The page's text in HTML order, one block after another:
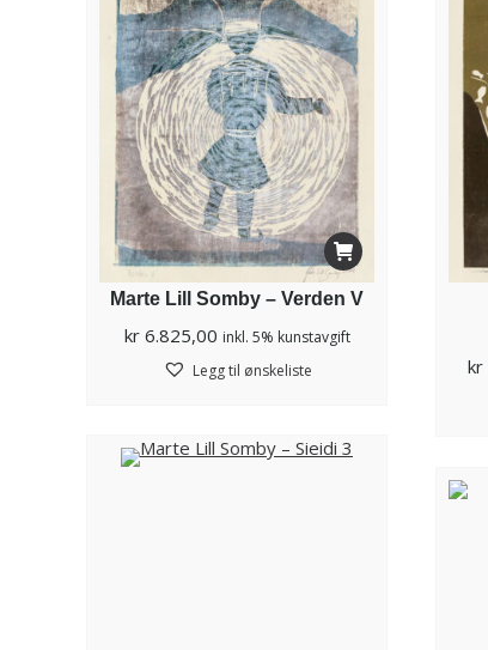
Marte Lill Somby – Verden V
kr6.825,00 inkl. 5% kunstavgift
Legg til ønskeliste
kr